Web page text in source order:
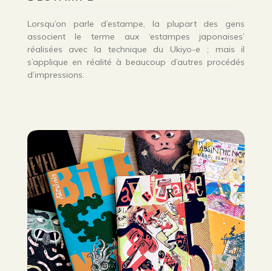
Lorsqu’on parle d’estampe, la plupart des gens
associent le terme aux ‘estampes japonaises’
réalisées avec la technique du Ukiyo-e ; mais il
s’applique en réalité à beaucoup d’autres procédés
d’impressions.